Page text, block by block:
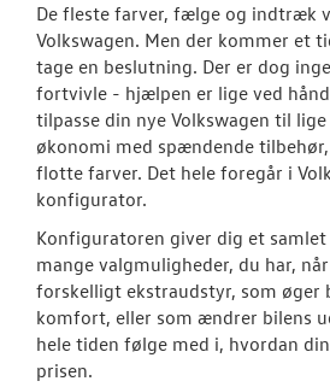
De fleste farver, fælge og indtræk
Volkswagen. Men der kommer et
tage en beslutning. Der er dog
fortvivle - hjælpen er lige ved
tilpasse din nye Volkswagen til
økonomi med spændende
flotte farver. Det hele foregår i
konfigurator.
Konfiguratoren giver dig et
mange valgmuligheder, du har,
forskelligt ekstraudstyr, som øger
komfort, eller som ændrer bilens
hele tiden følge med i, hvordan
prisen.